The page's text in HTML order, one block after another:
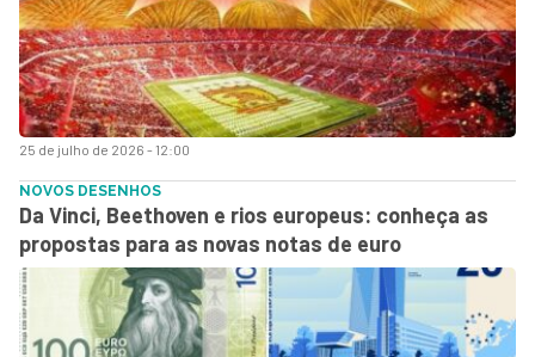
25 de julho de 2026 - 12:00
NOVOS DESENHOS
Da Vinci, Beethoven e rios europeus: conheça as
propostas para as novas notas de euro